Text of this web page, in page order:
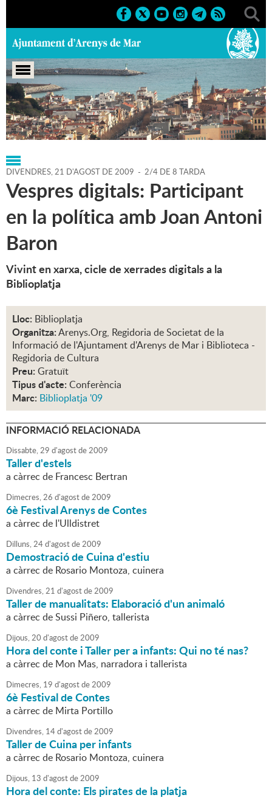
Portada > Regidories > Agenda > 21-08-2009
DIVENDRES,21 D'AGOST DE 2009 - 2/4 DE 8 TARDA
Vespres digitals: Participant
en la política amb Joan Antoni
Baron
Vivint en xarxa, cicle de xerrades digitals a la
Biblioplatja
Lloc: Biblioplatja
Organitza:Arenys.Org, Regidoria de Societat de la
Informació de l'Ajuntament d'Arenys de Mar i Biblioteca -
Regidoria de Cultura
Preu: Gratuït
Tipus d'acte: Conferència
Marc: Biblioplatja '09
INFORMACIÓ RELACIONADA
Dissabte,29 d'agostde2009
Taller d'estels
a càrrec de Francesc Bertran
Dimecres,26 d'agostde2009
6è Festival Arenys de Contes
a càrrec de l'Ulldistret
Dilluns,24d'agostde2009
Demostració de Cuina d'estiu
a càrrec de Rosario Montoza, cuinera
Divendres,21 d'agostde2009
Taller de manualitats: Elaboració d'un animaló
a càrrec de Sussi Piñero, tallerista
Dijous,20 d'agostde2009
Hora del conte i Taller per a infants: Qui no té nas?
a càrrec de Mon Mas, narradora i tallerista
Dimecres, 19 d'agostde2009
6è Festival de Contes
a càrrec de Mirta Portillo
Divendres, 14d'agostde2009
Taller de Cuina per infants
a càrrec de Rosario Montoza, cuinera
Dijous, 13 d'agostde2009
Hora del conte: Els pirates de la platja